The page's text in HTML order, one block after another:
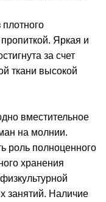
Яркая и
за счет
ткани высокой
вместительное
на молнии.
роль полноценного
хранения
занятий. Наличие